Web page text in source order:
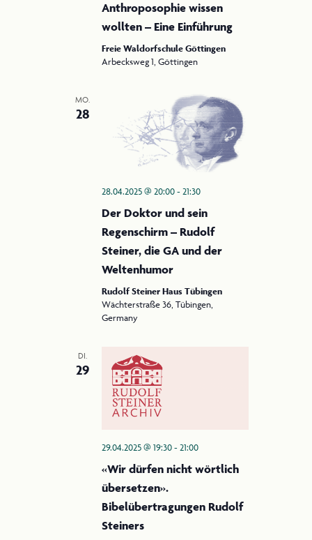
Anthroposophie wissen
wollten – Eine Einführung
Freie Waldorfschule Göttingen
Arbecksweg 1, Göttingen
MO.
28
28.04.2025 @ 20:00-21:30
Der Doktor und sein
Regenschirm – Rudolf
Steiner, die GA und der
Weltenhumor
Rudolf Steiner Haus Tübingen
Wächterstraße 36, Tübingen,
Germany
DI.
29
29.04.2025 @ 19:30-21:00
«Wir dürfen nicht wörtlich
übersetzen».
Bibelübertragungen Rudolf
Steiners